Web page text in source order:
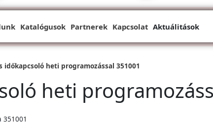
Katalógusok Partnerek Kapcsolat Aktuálitások
heti programozással 351001
heti